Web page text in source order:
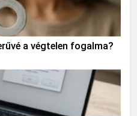
a végtelen fogalma?